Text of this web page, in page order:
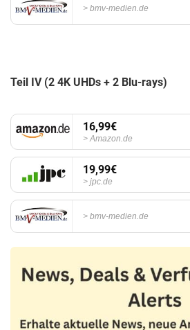
bmv-medien.de
Teil IV (2 4K UHDs + 2 Blu-rays)
16,99€
Amazon.de
19,99€
jpc.de
bmv-medien.de